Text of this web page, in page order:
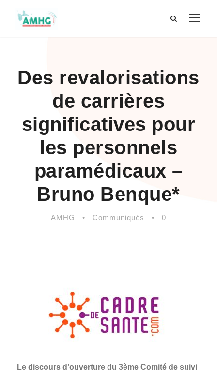
Des revalorisations
de carrières
significatives pour
les personnels
paramédicaux –
Bruno Benque*
AMHG • Communiqués • 0
Le discours d’ouverture du 3ème Comité de suivi